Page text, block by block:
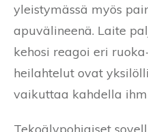
yleistymässä myös
apuvälineenä. Laite
kehosi reagoi eri
heilahtelut ovat
vaikuttaa kahdella
Tekoälypohjaiset